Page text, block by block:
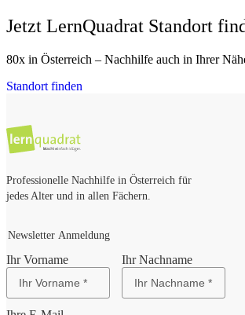
Jetzt LernQuadrat Standort
80x in Österreich – Nachhilfe auch in Ihrer
Standort finden
Professionelle Nachhilfe in Österreich für
jedes Alter und in allen Fächern.
Newsletter Anmeldung
Ihr Vorname Ihr Nachname